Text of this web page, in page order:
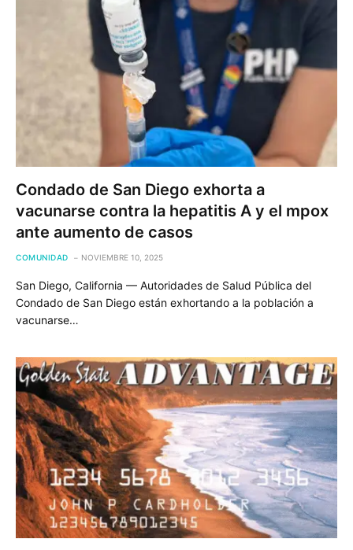
Condado de San Diego exhorta a
vacunarse contra la hepatitis A y el mpox
ante aumento de casos
COMUNIDAD NOVIEMBRE 10, 2025
San Diego, California — Autoridades de Salud Pública del
Condado de San Diego están exhortando a la población a
vacunarse…